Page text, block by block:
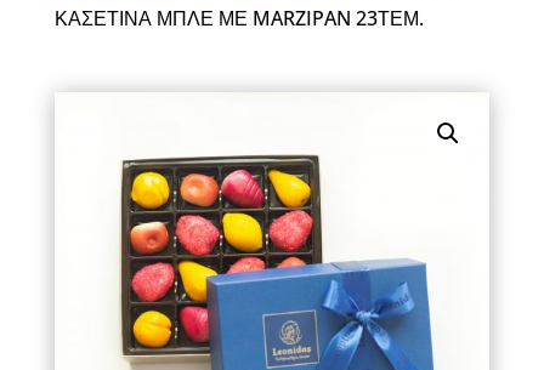
ΚΑΣΕΤΙΝΑ ΜΠΛΕ ΜΕ MARZIPAN 23ΤΕΜ.